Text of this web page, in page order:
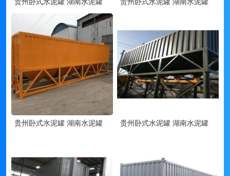
贵州卧式水泥罐 湖南水泥罐 贵州卧式水泥罐 湖南水泥罐